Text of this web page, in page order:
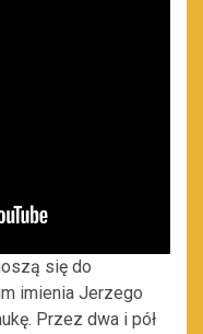
się do
imienia Jerzego
Przez dwa i pół